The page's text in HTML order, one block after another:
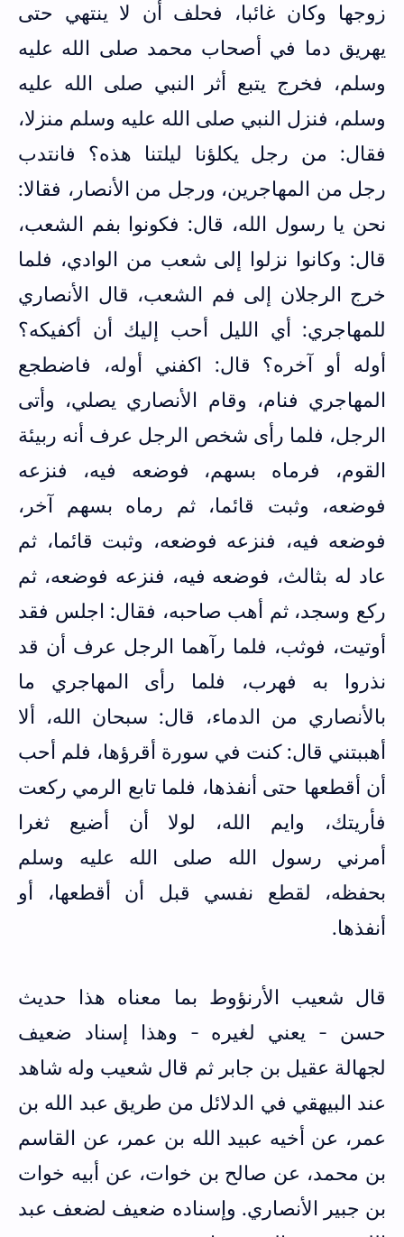
زوجها وكان غائبا، فحلف أن لا ينتهي حتى
يهريق دما في أصحاب محمد صلى الله عليه
وسلم، فخرج يتبع أثر النبي صلى الله عليه
وسلم، فنزل النبي صلى الله عليه وسلم منزلا،
فقال: من رجل يكلؤنا ليلتنا هذه؟ فانتدب
رجل من المهاجرين، ورجل من الأنصار، فقالا:
نحن يا رسول الله، قال: فكونوا بفم الشعب،
قال: وكانوا نزلوا إلى شعب من الوادي، فلما
خرج الرجلان إلى فم الشعب، قال الأنصاري
للمهاجري: أي الليل أحب إليك أن أكفيكه؟
أوله أو آخره؟ قال: اكفني أوله، فاضطجع
المهاجري فنام، وقام الأنصاري يصلي، وأتى
الرجل، فلما رأى شخص الرجل عرف أنه ربيئة
القوم، فرماه بسهم، فوضعه فيه، فنزعه
فوضعه، وثبت قائما، ثم رماه بسهم آخر،
فوضعه فيه، فنزعه فوضعه، وثبت قائما، ثم
عاد له بثالث، فوضعه فيه، فنزعه فوضعه، ثم
ركع وسجد، ثم أهب صاحبه، فقال: اجلس فقد
أوتيت، فوثب، فلما رآهما الرجل عرف أن قد
نذروا به فهرب، فلما رأى المهاجري ما
بالأنصاري من الدماء، قال: سبحان الله، ألا
أهببتني قال: كنت في سورة أقرؤها، فلم أحب
أن أقطعها حتى أنفذها، فلما تابع الرمي ركعت
فأريتك، وايم الله، لولا أن أضيع ثغرا
أمرني رسول الله صلى الله عليه وسلم
بحفظه، لقطع نفسي قبل أن أقطعها، أو
أنفذها.
قال شعيب الأرنؤوط بما معناه هذا حديث
حسن - يعني لغيره - وهذا إسناد ضعيف
لجهالة عقيل بن جابر ثم قال شعيب وله شاهد
عند البيهقي في الدلائل من طريق عبد الله بن
عمر، عن أخيه عبيد الله بن عمر، عن القاسم
بن محمد، عن صالح بن خوات، عن أبيه خوات
بن جبير الأنصاري. وإسناده ضعيف لضعف عبد